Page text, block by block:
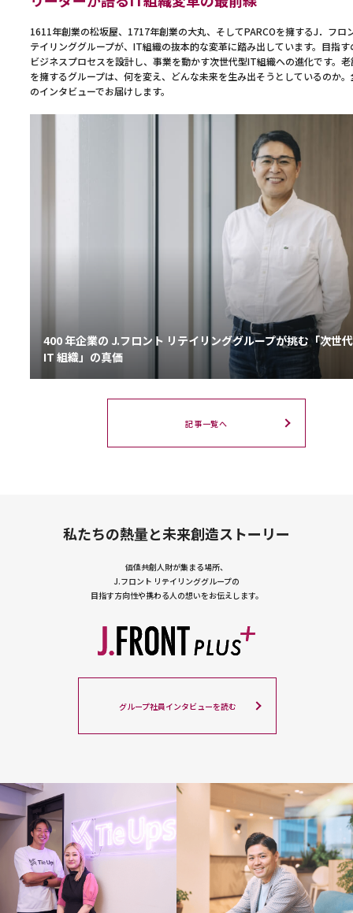
1611年創業の松坂屋、1717年創業の大丸、そしてPARCOを擁するJ．フロ
テイリンググループが、IT組織の抜本的な変革に踏み出しています。目指す
ビジネスプロセスを設計し、事業を動かす次世代型IT組織への進化です。
を擁するグループは、何を変え、どんな未来を生み出そうとしているのか
のインタビューでお届けします。
400 年企業の J.フロント リテイリンググループが挑む「次世
IT 組織」の真価
記事一覧へ
私たちの熱量と未来創造ストーリー
価値共創人財が集まる場所、
J.フロント リテイリンググループの
目指す方向性や携わる人の想いをお伝えします。
グループ社員インタビューを読む